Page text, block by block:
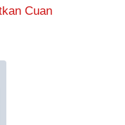
Cuan